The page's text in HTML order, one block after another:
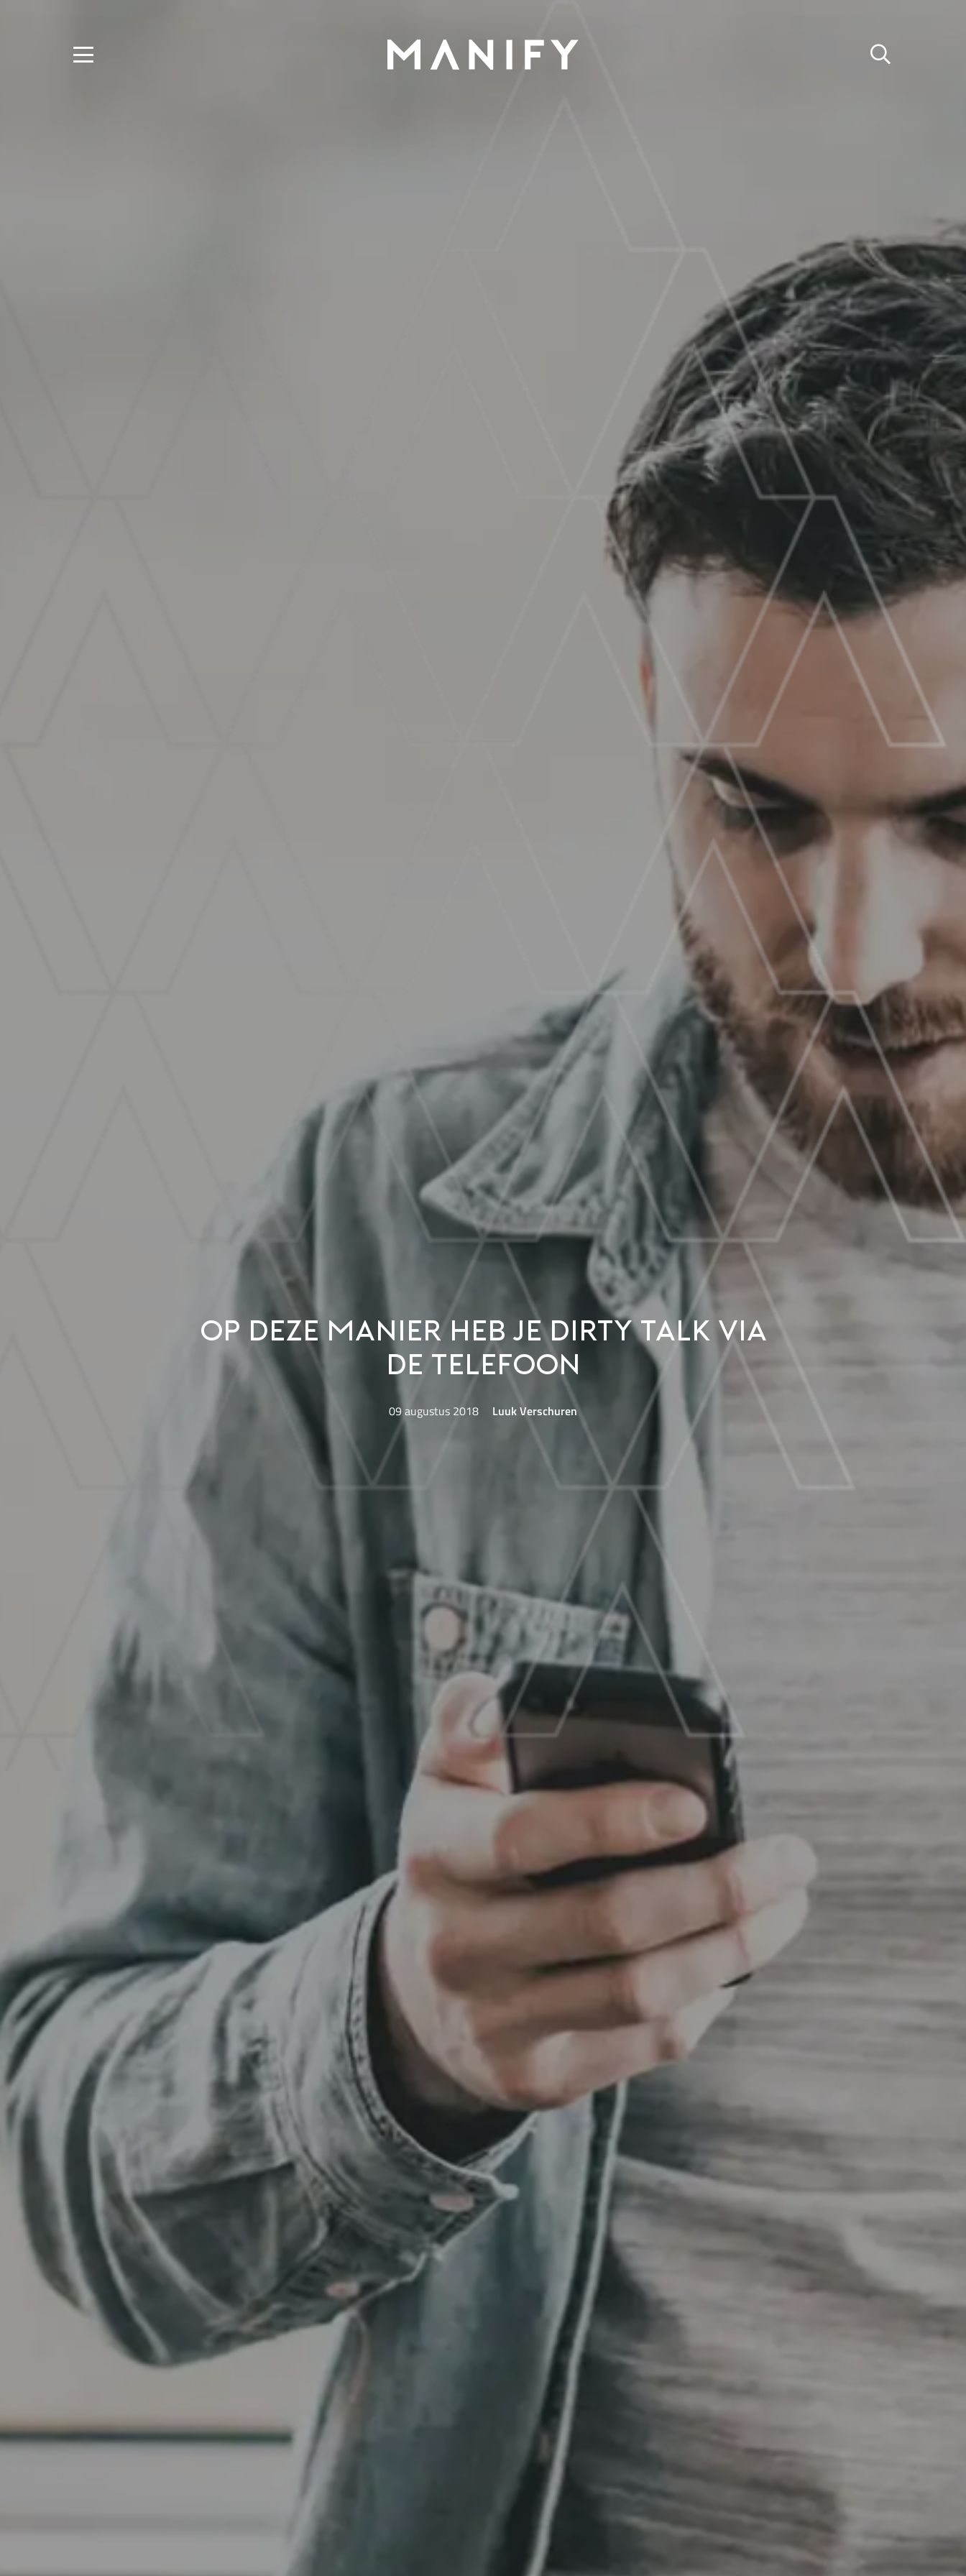
Op deze manier heb je dirty talk via
de telefoon
09 augustus 2018 Luuk Verschuren